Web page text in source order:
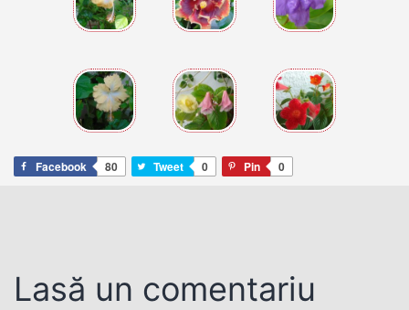
Facebook 80 Tweet 0 Pin 0
Lasă un comentariu